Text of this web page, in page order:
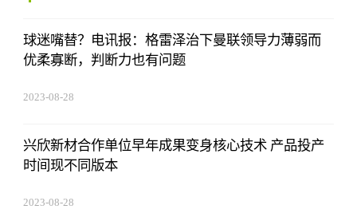
球迷嘴替？电讯报：格雷泽治下曼联领导力薄弱而
优柔寡断，判断力也有问题
2023-08-28
兴欣新材合作单位早年成果变身核心技术 产品投产
时间现不同版本
2023-08-28